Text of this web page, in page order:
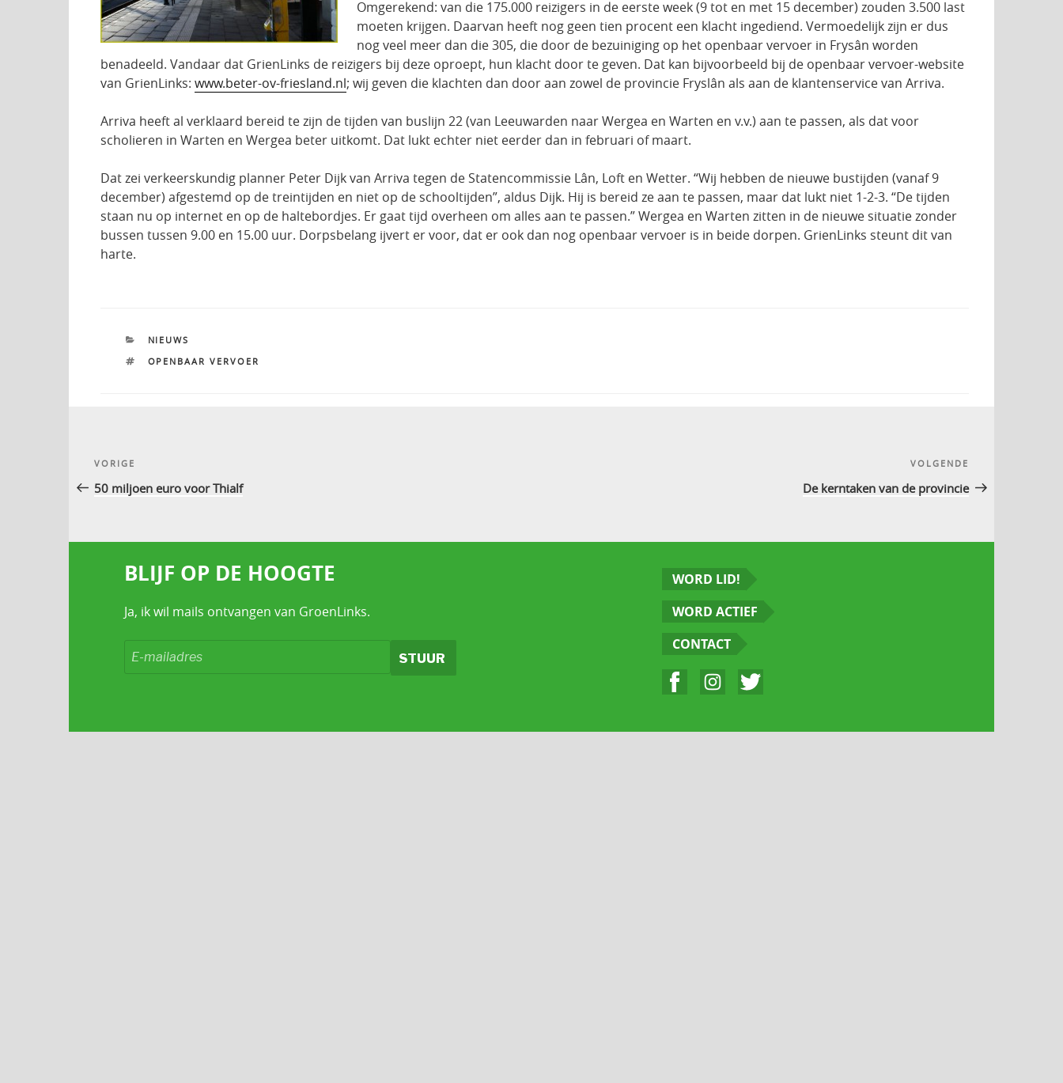
Omgerekend: van die 175.000 reizigers in de eerste week (9 tot en met 15 december) zouden 3.500 last
moeten krijgen. Daarvan heeft nog geen tien procent een klacht ingediend. Vermoedelijk zijn er dus
nog veel meer dan die 305, die door de bezuiniging op het openbaar vervoer in Frysân worden
benadeeld. Vandaar dat GrienLinks de reizigers bij deze oproept, hun klacht door te geven. Dat kan bijvoorbeeld bij de openbaar vervoer-website
van GrienLinks: www.beter-ov-friesland.nl; wij geven die klachten dan door aan zowel de provincie Fryslân als aan de klantenservice van Arriva.
Arriva heeft al verklaard bereid te zijn de tijden van buslijn 22 (van Leeuwarden naar Wergea en Warten en v.v.) aan te passen, als dat voor
scholieren in Warten en Wergea beter uitkomt. Dat lukt echter niet eerder dan in februari of maart.
Dat zei verkeerskundig planner Peter Dijk van Arriva tegen de Statencommissie Lân, Loft en Wetter. “Wij hebben de nieuwe bustijden (vanaf 9
december) afgestemd op de treintijden en niet op de schooltijden”, aldus Dijk. Hij is bereid ze aan te passen, maar dat lukt niet 1-2-3. “De tijden
staan nu op internet en op de haltebordjes. Er gaat tijd overheen om alles aan te passen.” Wergea en Warten zitten in de nieuwe situatie zonder
bussen tussen 9.00 en 15.00 uur. Dorpsbelang ijvert er voor, dat er ook dan nog openbaar vervoer is in beide dorpen. GrienLinks steunt dit van
harte.
CATEGORIEËN
NIEUWS
TAGS
OPENBAAR VERVOER
Bericht
navigatie
Vorig
bericht
VORIGE
50 miljoen euro voor Thialf
bericht
VOLGENDE
De kerntaken van de provincie
BLIJF OP DE HOOGTE
Ja, ik wil mails ontvangen van GroenLinks.
WORD LID!
WORD ACTIEF
CONTACT